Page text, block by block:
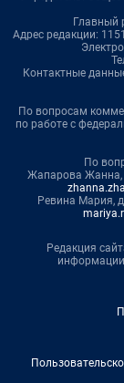
Главный
Адрес редакции:
Контактные
По вопросам
по работе с
По
Жапарова Жанна,
Ревина Мария,
Редакция